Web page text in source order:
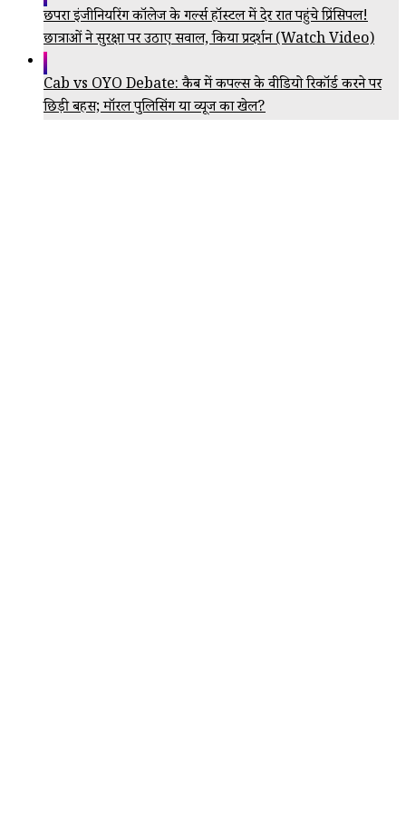
छपरा इंजीनियरिंग कॉलेज के गर्ल्स हॉस्टल में देर रात पहुंचे प्रिंसिपल!
छात्राओं ने सुरक्षा पर उठाए सवाल, किया प्रदर्शन (Watch Video)
Cab vs OYO Debate: कैब में कपल्स के वीडियो रिकॉर्ड करने पर
छिड़ी बहस; मॉरल पुलिसिंग या व्यूज का खेल?